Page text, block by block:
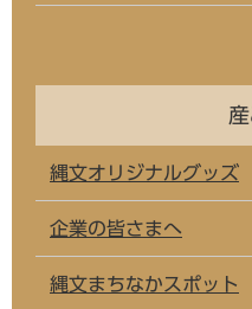
縄文オリジナルグッズ
企業の皆さまへ
縄文まちなかスポット